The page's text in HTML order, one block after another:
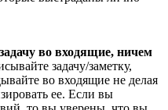
во входящие, ничем
задачу/заметку,
во входящие не делая
ее. Если вы